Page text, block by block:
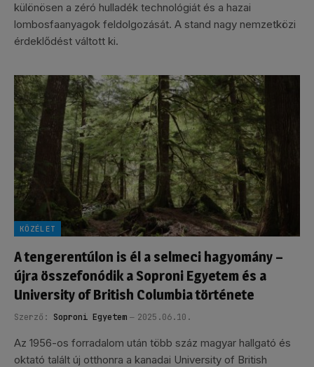
különösen a zéró hulladék technológiát és a hazai
lombosfaanyagok feldolgozását. A stand nagy nemzetközi
érdeklődést váltott ki.
KÖZÉLET
A tengerentúlon is él a selmeci hagyomány –
újra összefonódik a Soproni Egyetem és a
University of British Columbia története
Szerző: Soproni Egyetem 2025.06.10.
Az 1956-os forradalom után több száz magyar hallgató és
oktató talált új otthonra a kanadai University of British